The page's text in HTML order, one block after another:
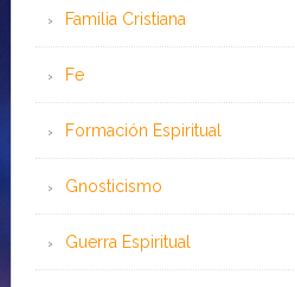
Familia Cristiana
Fe
Formación Espiritual
Gnosticismo
Guerra Espiritual